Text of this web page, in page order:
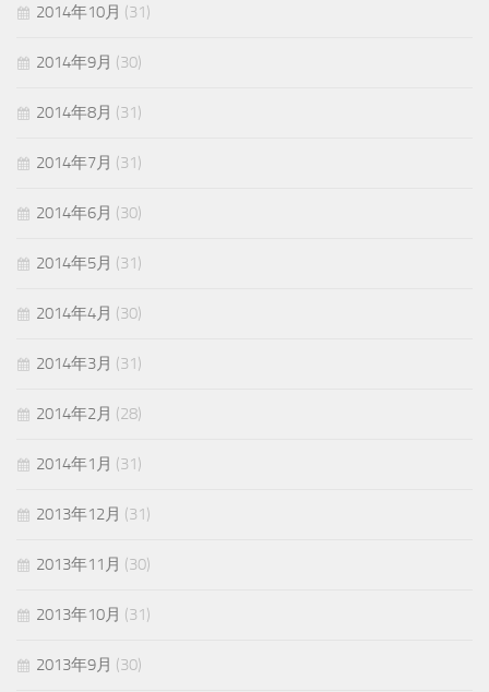
2014年10月 (31)
2014年9月 (30)
2014年8月 (31)
2014年7月 (31)
2014年6月 (30)
2014年5月 (31)
2014年4月 (30)
2014年3月 (31)
2014年2月 (28)
2014年1月 (31)
2013年12月 (31)
2013年11月 (30)
2013年10月 (31)
2013年9月 (30)